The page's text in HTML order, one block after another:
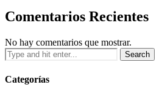
Comentarios Recientes
No hay comentarios que mostrar.
Categorías